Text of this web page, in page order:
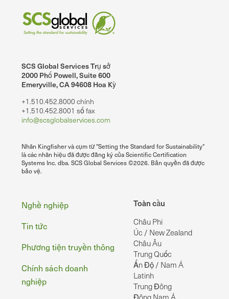
SCS Global Services Trụ sở
2000 Phố Powell, Suite 600
Emeryville, CA 94608 Hoa Kỳ
+1.510.452.8000 chính
+1.510.452.8001 số fax
info@scsglobalservices.com
Nhãn Kingfisher và cụm từ "Setting the Standard for Sustainability"
là các nhãn hiệu đã được đăng ký của Scientific Certification
Systems Inc. dba. SCS Global Services ©2026. Bản quyền đã được
bảo vệ.
Toàn cầu
Châu Phi
Úc / New Zealand
Châu Âu
Trung Quốc
Ấn Độ / Nam Á
Latinh
Trung Đông
Đông Nam Á
Chân
Nghề nghiệp
Tin tức
Phương tiện truyền thông
Chính sách doanh
nghiệp